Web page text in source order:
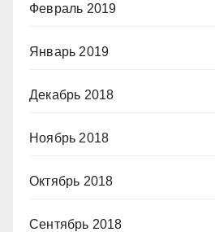
Февраль 2019
Январь 2019
Декабрь 2018
Ноябрь 2018
Октябрь 2018
Сентябрь 2018